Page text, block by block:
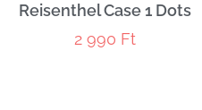
Reisenthel Case 1 Dots
2 990 Ft